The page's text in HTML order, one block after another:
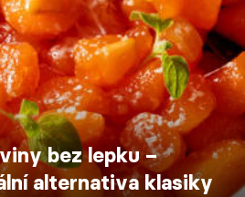
bez lepku –
alternativa klasiky